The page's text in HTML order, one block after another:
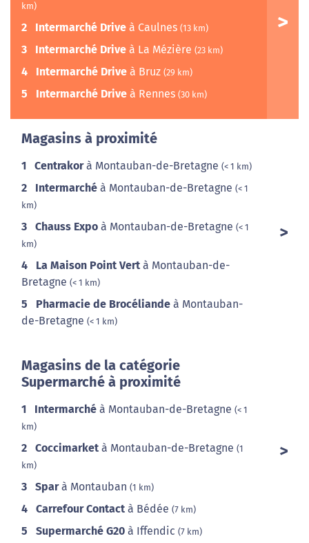
km)
2 Intermarché Drive à Caulnes (13 km)
3 Intermarché Drive à La Mézière (23 km)
4 Intermarché Drive à Bruz (29 km)
5 Intermarché Drive à Rennes (30 km)
Magasins à proximité
1 Centrakorà Montauban-de-Bretagne (< 1 km)
2 Intermarché à Montauban-de-Bretagne (< 1
km)
3 Chauss Expo à Montauban-de-Bretagne (< 1
km)
4 La Maison Point Vert à Montauban-de-
Bretagne (< 1 km)
5 Pharmacie de Brocéliande à Montauban-
de-Bretagne (< 1 km)
Magasins de la catégorie
Supermarché à proximité
1 Intermarché à Montauban-de-Bretagne (< 1
km)
2 Coccimarket à Montauban-de-Bretagne (1
km)
3 Sparà Montauban (1 km)
4 Carrefour Contact à Bédée (7 km)
5 Supermarché G20 à Iffendic (7 km)